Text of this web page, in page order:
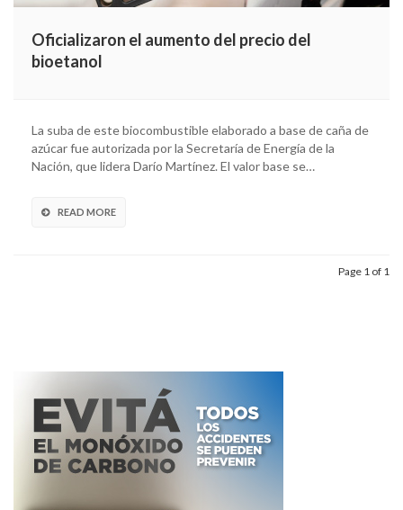
Oficializaron el aumento del precio del
bioetanol
La suba de este biocombustible elaborado a base de caña de
azúcar fue autorizada por la Secretaría de Energía de la
Nación, que lidera Darío Martínez. El valor base se…
READ MORE
Page 1 of 1